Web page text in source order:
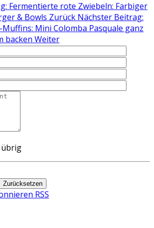
Fermentierte rote Zwiebeln: Farbiger
& Bowls Zurück Nächster Beitrag:
Mini Colomba Pasquale ganz
backen Weiter
übrig
Zurücksetzen
RSS